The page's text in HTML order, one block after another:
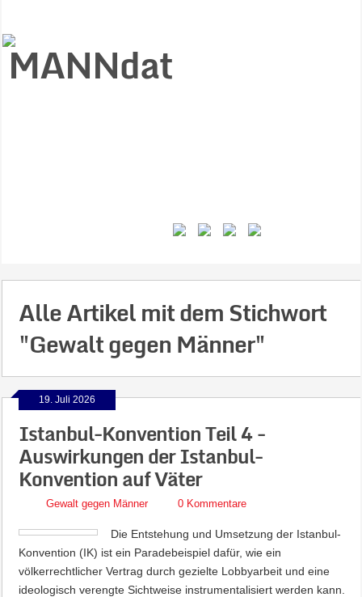
Alle Artikel mit dem Stichwort
"Gewalt gegen Männer"
19. Juli 2026
Istanbul-Konvention Teil 4 -
Auswirkungen der Istanbul-
Konvention auf Väter
Gewalt gegen Männer 0 Kommentare
Die Entstehung und Umsetzung der Istanbul-
Konvention (IK) ist ein Paradebeispiel dafür, wie ein
völkerrechtlicher Vertrag durch gezielte Lobbyarbeit und eine
ideologisch verengte Sichtweise instrumentalisiert werden kann.